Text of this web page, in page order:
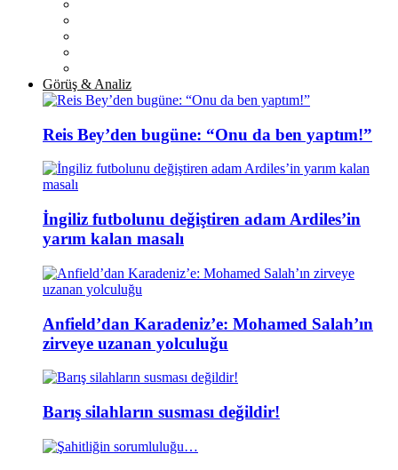
Görüş & Analiz
Reis Bey’den bugüne: “Onu da ben yaptım!”
İngiliz futbolunu değiştiren adam Ardiles’in
yarım kalan masalı
Anfield’dan Karadeniz’e: Mohamed Salah’ın
zirveye uzanan yolculuğu
Barış silahların susması değildir!